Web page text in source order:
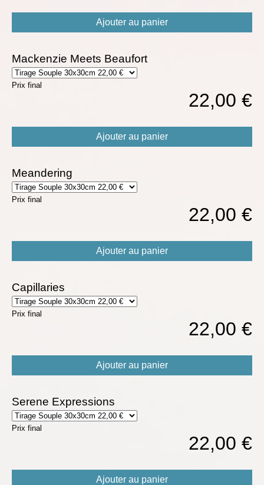
Ajouter au panier
Mackenzie Meets Beaufort
22,00 €
Prix final
Ajouter au panier
Meandering
22,00 €
Prix final
Ajouter au panier
Capillaries
22,00 €
Prix final
Ajouter au panier
Serene Expressions
22,00 €
Prix final
Ajouter au panier